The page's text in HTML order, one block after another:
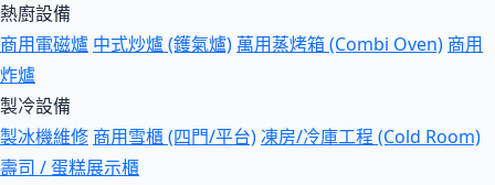
熱廚設備
商用電磁爐 中式炒爐 (鑊氣爐) 萬用蒸烤箱 (Combi Oven) 商用
炸爐
製冷設備
製冰機維修 商用雪櫃 (四門/平台)凍房/冷庫工程 (Cold Room)
壽司 / 蛋糕展示櫃